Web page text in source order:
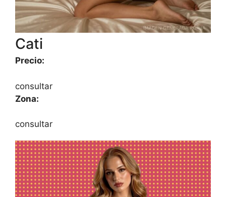
Cati
Precio:
consultar
Zona:
consultar